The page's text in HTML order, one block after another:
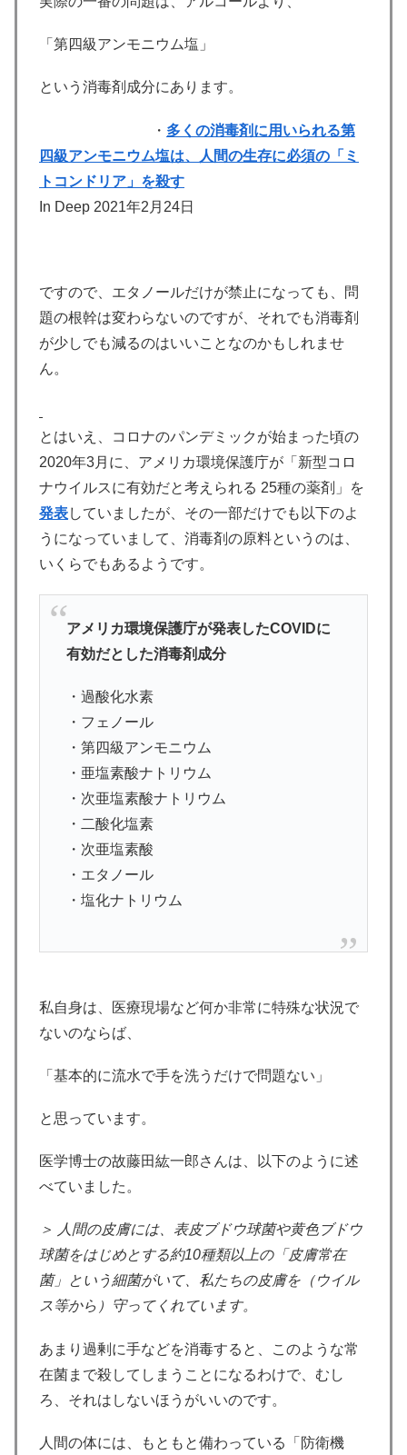
「第四級アンモニウム塩」
という消毒剤成分にあります。
・ 多くの消毒剤に用いられる第
四級アンモニウム塩は、人間の生存に必須の「ミ
トコンドリア」を殺す
In Deep 2021年2月24日
ですので、エタノールだけが禁止になっても、問
題の根幹は変わらないのですが、それでも消毒剤
が少しでも減るのはいいことなのかもしれませ
ん。
とはいえ、コロナのパンデミックが始まった頃の
2020年3月に、アメリカ環境保護庁が「新型コロ
ナウイルスに有効だと考えられる 25種の薬剤」を
発表していましたが、その一部だけでも以下のよ
うになっていまして、消毒剤の原料というのは、
いくらでもあるようです。
アメリカ環境保護庁が発表したCOVIDに
有効だとした消毒剤成分
・過酸化水素
・フェノール
・第四級アンモニウム
・亜塩素酸ナトリウム
・次亜塩素酸ナトリウム
・二酸化塩素
・次亜塩素酸
・エタノール
・塩化ナトリウム
私自身は、医療現場など何か非常に特殊な状況で
ないのならば、
「基本的に流水で手を洗うだけで問題ない」
と思っています。
医学博士の故藤田紘一郎さんは、以下のように述
べていました。
＞ 人間の皮膚には、表皮ブドウ球菌や黄色ブドウ
球菌をはじめとする約10種類以上の「皮膚常在
菌」という細菌がいて、私たちの皮膚を（ウイル
ス等から）守ってくれています。
あまり過剰に手などを消毒すると、このような常
在菌まで殺してしまうことになるわけで、むし
ろ、それはしないほうがいいのです。
人間の体には、もともと備わっている「防衛機